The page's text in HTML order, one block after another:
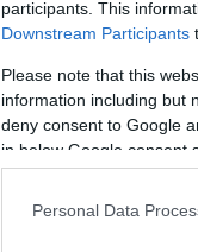
participants. This
Downstream Participants
Please note that this
information including but
deny consent to Google
in below Google consent
Personal Data